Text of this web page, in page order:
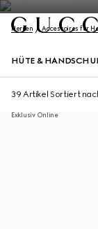
Herren Accessoires für
HÜTE &
39 Artikel Sortiert
Exklusiv Online